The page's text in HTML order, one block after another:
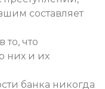
составляет
то, что
них и их
банка никогда